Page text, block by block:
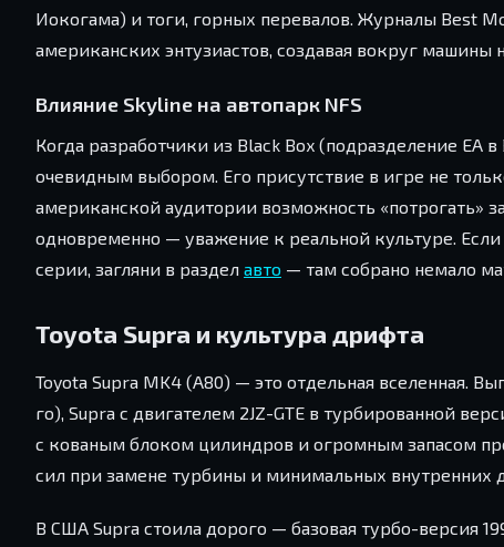
Иокогама) и тоги, горных перевалов. Журналы Best
американских энтузиастов, создавая вокруг машины
Влияние Skyline на автопарк NFS
Когда разработчики из Black Box (подразделение
очевидным выбором. Его присутствие в игре не
американской аудитории возможность
одновременно — уважение к реальной культуре.
серии, загляни в раздел авто — там собрано немало
Toyota Supra и культура дрифта
Toyota Supra MK4 (A80) — это отдельная вселенная.
го), Supra с двигателем 2JZ-GTE в турбированной
с кованым блоком цилиндров и огромным запасом
сил при замене турбины и минимальных внутренних
В США Supra стоила дорого — базовая турбо-версия